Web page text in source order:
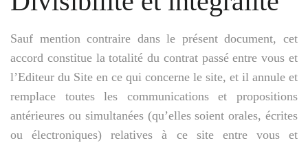
Sauf mention contraire dans le présent document, cet
accord constitue la totalité du contrat passé entre vous et
l’Editeur du Site en ce qui concerne le site, et il annule et
remplace toutes les communications et propositions
antérieures ou simultanées (qu’elles soient orales, écrites
ou électroniques) relatives à ce site entre vous et